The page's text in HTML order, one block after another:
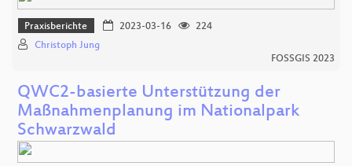
Praxisberichte 2023-03-16
224
Christoph Jung
FOSSGIS 2023
QWC2-basierte Unterstützung der
Maßnahmenplanung im Nationalpark
Schwarzwald